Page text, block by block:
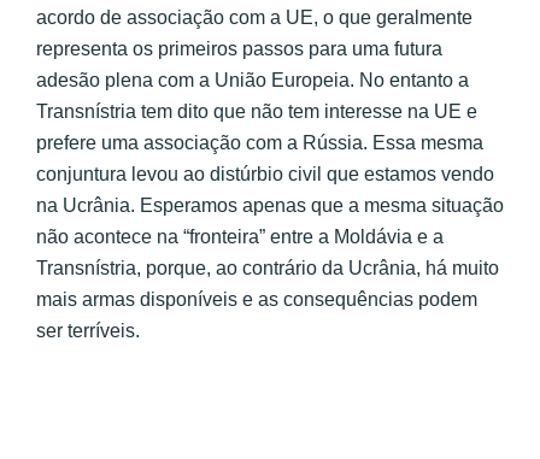
acordo de associação com a UE, o que geralmente
representa os primeiros passos para uma futura
adesão plena com a União Europeia. No entanto a
Transnístria tem dito que não tem interesse na UE e
prefere uma associação com a Rússia. Essa mesma
conjuntura levou ao distúrbio civil que estamos vendo
na Ucrânia. Esperamos apenas que a mesma situação
não acontece na “fronteira” entre a Moldávia e a
Transnístria, porque, ao contrário da Ucrânia, há muito
mais armas disponíveis e as consequências podem
ser terríveis.